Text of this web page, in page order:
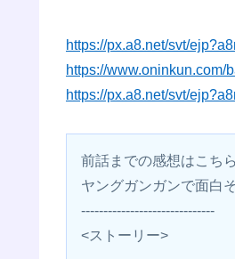
https://px.a8.net/svt/
https://www.oninkun.com/
https://px.a8.net/svt/
前話までの感想はこち
ヤングガンガンで面白
------------------------------
<ストーリー>